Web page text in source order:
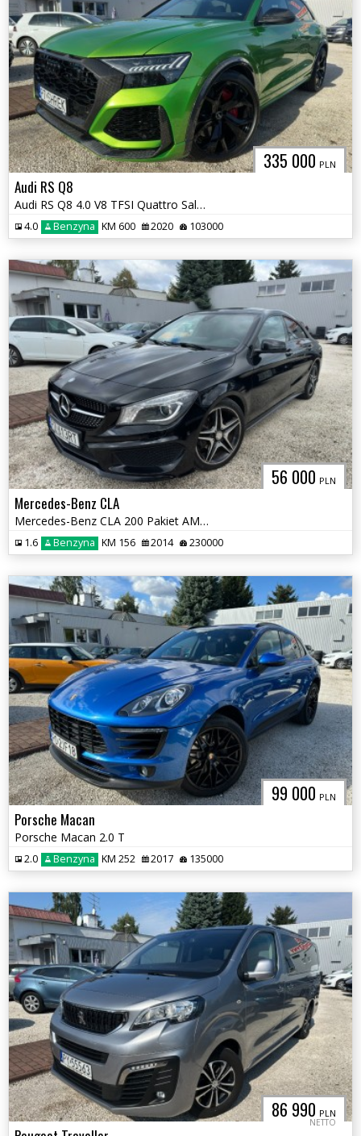
335 000 PLN
Audi RS Q8
Audi RS Q8 4.0 V8 TFSI Quattro Salon Polska Ceramika
4.0 Benzyna KM 600 2020 103000
56 000 PLN
Mercedes-Benz CLA
Mercedes-Benz CLA 200 Pakiet AMG Salon Polska
1.6 Benzyna KM 156 2014 230000
99 000 PLN
Porsche Macan
Porsche Macan 2.0 T
2.0 Benzyna KM 252 2017 135000
86 990 PLN
NETTO